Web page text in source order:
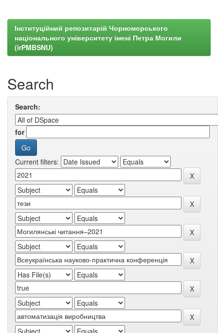
Інституційний репозитарій Чорноморського
національного університету імені Петра Могили
(irPMBSNU)
Search
Search:
for
Current filters: